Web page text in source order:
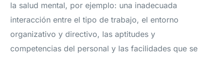
la salud mental, por ejemplo: una inadecuada
interacción entre el tipo de trabajo, el entorno
organizativo y directivo, las aptitudes y
competencias del personal y las facilidades que se